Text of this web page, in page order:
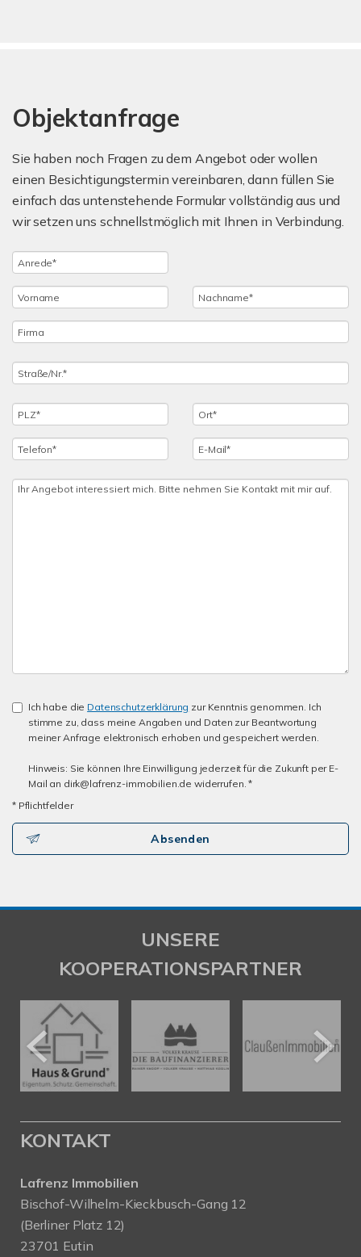
Objektanfrage
Sie haben noch Fragen zu dem Angebot oder wollen
einen Besichtigungstermin vereinbaren, dann füllen Sie
einfach das untenstehende Formular vollständig aus und
wir setzen uns schnellstmöglich mit Ihnen in Verbindung.
Ich habe die Datenschutzerklärung zur Kenntnis genommen. Ich
stimme zu, dass meine Angaben und Daten zur Beantwortung
meiner Anfrage elektronisch erhoben und gespeichert werden.
Hinweis: Sie können Ihre Einwilligung jederzeit für die Zukunft per E-
Mail an dirk@lafrenz-immobilien.de widerrufen. *
* Pflichtfelder
Absenden
UNSERE
KOOPERATIONSPARTNER
KONTAKT
Lafrenz Immobilien
Bischof-Wilhelm-Kieckbusch-Gang 12
(Berliner Platz 12)
23701 Eutin